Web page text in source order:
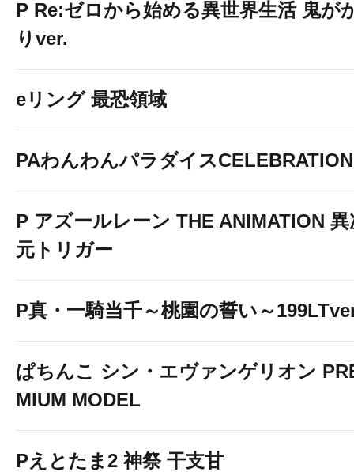
☆
P Re:ゼロから始める異世界生活 鬼が
りver.
eリング 最恐領域
PAわんわんパラダイスCELEBRATION
P アズールレーン THE ANIMATION 異
元トリガー
P真・一騎当千～桃園の誓い～
ぱちんこ シン・エヴァンゲリオン
MIUM MODEL
Pえとたま2 神祭 干支甘